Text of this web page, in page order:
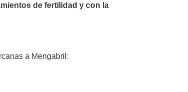
de fertilidad y con la
a Mengabril: